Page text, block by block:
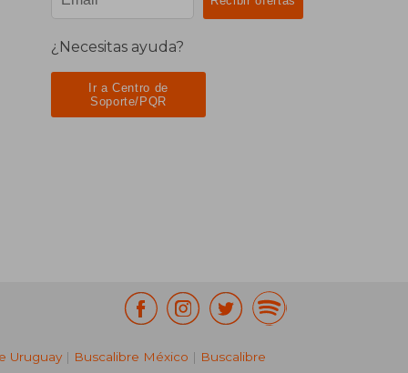
¿Necesitas ayuda?
Ir a Centro de
Soporte/PQR
Uruguay | Buscalibre México | Buscalibre